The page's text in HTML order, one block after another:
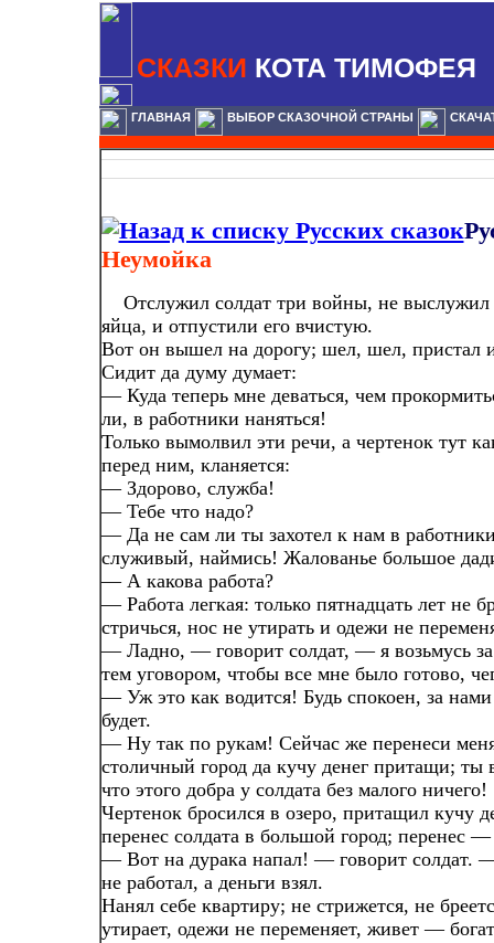
СКАЗКИ КОТА ТИМОФЕЯ
ГЛАВНАЯ ВЫБОР СКАЗОЧНОЙ СТРАНЫ
Неумойка
Отслужил солдат три войны, не выслужил
яйца, и отпустили его вчистую.
Вот он вышел на дорогу; шел, шел, пристал
Сидит да думу думает:
— Куда теперь мне деваться, чем
ли, в работники наняться!
Только вымолвил эти речи, а чертенок тут
перед ним, кланяется:
— Здорово, служба!
— Тебе что надо?
— Да не сам ли ты захотел к нам в
служивый, наймись! Жалованье большое
— А какова работа?
— Работа легкая: только пятнадцать лет не
стричься, нос не утирать и одежи не
— Ладно, — говорит солдат, — я возьмусь за
тем уговором, чтобы все мне было готово,
— Уж это как водится! Будь спокоен, за
будет.
— Ну так по рукам! Сейчас же перенеси
столичный город да кучу денег притащи; ты
что этого добра у солдата без малого ничего!
Чертенок бросился в озеро, притащил кучу
перенес солдата в большой город; перенес
— Вот на дурака напал! — говорит солдат.
не работал, а деньги взял.
Нанял себе квартиру; не стрижется, не
утирает, одежи не переменяет, живет —